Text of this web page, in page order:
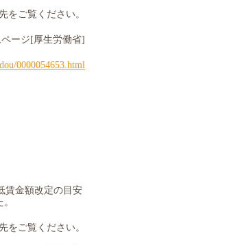
をご覧ください。
ージ [厚生労働省]
0000054653.html
賃金額改定の目安
をご覧ください。